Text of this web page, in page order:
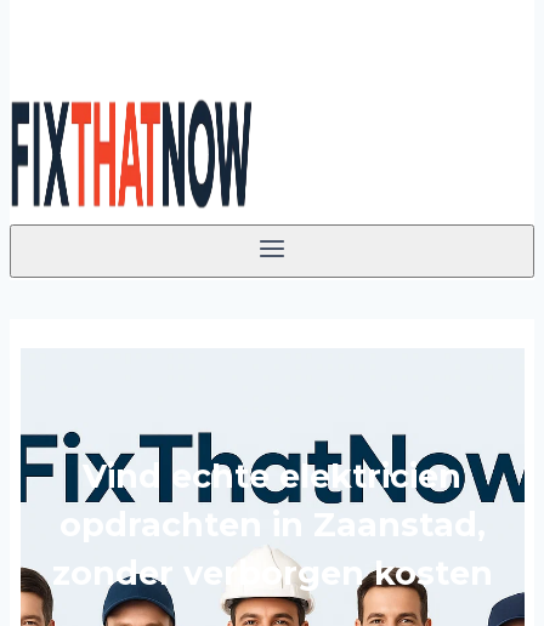
Vind echte elektricien
zonder verborgen kosten